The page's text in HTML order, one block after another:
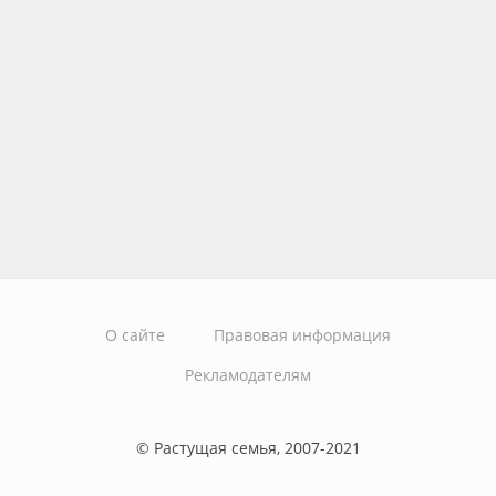
О сайте
Правовая информация
Рекламодателям
© Растущая семья, 2007-2021